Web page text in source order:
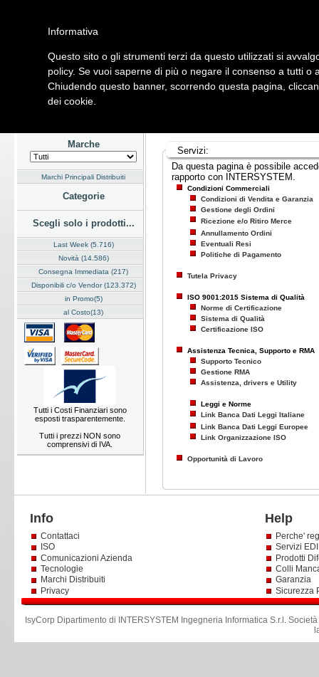
Home Listino Marchi Dati Cliente Servizi Company
Hardware Software Fotografia Telefonia Audio Video
Marche
Marchi Principali Distribuiti
Categorie
Scegli solo i prodotti...
Last Week (5.716)
Novità (14.586)
Consegna Immediata (217)
Disponibili c/o Vendor (123.372)
in Promo(5)
al Costo(13)
Tutti i Costi Finanziari sono
esposti trasparentemente.
Tutti i prezzi NON sono
comprensivi di IVA.
Servizi:
Da questa pagina è possibile
rapporto con INTERSYSTEM.
Condizioni Commerciali
Condizioni di Vendita e Garanzia
Gestione degli Ordini
Ricezione e/o Ritiro Merce
Annullamento Ordini
Eventuali Resi
Politiche di Pagamento
Tutela Privacy
ISO 9001:2015 Sistema di Qualità
Norme di Certificazione
Sistema di Qualità
Certificazione ISO
Assistenza Tecnica, Supporto e RMA
Supporto Tecnico
Gestione RMA
Assistenza, drivers e Utility
Leggi e Norme
Link Banca Dati Leggi Italiane
Link Banca Dati Leggi Europee
Link Organizzazione ISO
Opportunità di Lavoro
Info Help
Contattaci
ISO
Comunicazioni Azienda
Tecnologie
Marchi Distribuiti
Privacy
Perche'
Servizi
Prodotti
Colli
Garanzia
Sicurezza
IsyCorp Dipartimento di INTERSYSTEM Ingegneria Informatica S.r.l .
Informativa
Questo sito o gli strumenti terzi da questo utilizzati si
policy. Se vuoi saperne di più o negare il consenso a tutti o
Chiudendo questo banner, scorrendo questa pagina,
dei cookie.